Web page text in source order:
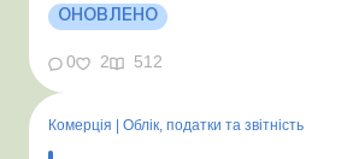
місяця. Підприємство орендує у
15.07.2026. Згідно з умовами
становить 4 000 грн на місяць.
ОНОВЛЕНО
0 2 512
Комерція | Облік, податки та звiтнiсть